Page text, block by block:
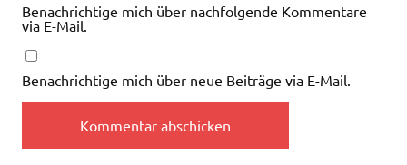
Benachrichtige mich über nachfolgende Kommentare
via E-Mail.
Benachrichtige mich über neue Beiträge via E-Mail.